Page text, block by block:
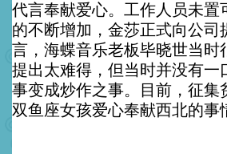
代言奉献爱心。工作人员未
的不断增加，金莎正式向公
言，海蝶音乐老板毕晓世当
提出太难得，但当时并没有
事变成炒作之事。目前，征
双鱼座女孩爱心奉献西北的事